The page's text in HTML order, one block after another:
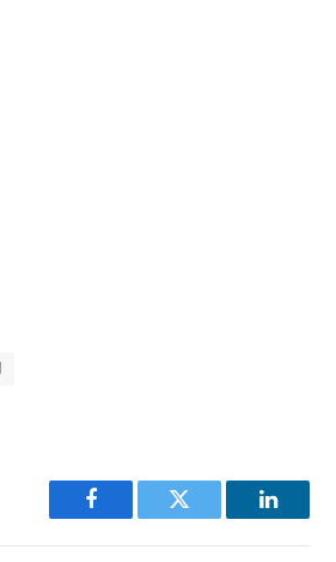
Facebook Twitter LinkedIn